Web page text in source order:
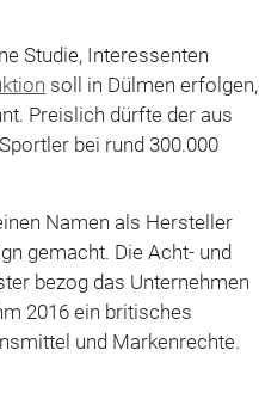
Studie, Interessenten
soll in Dülmen erfolgen,
Preislich dürfte der aus
bei rund 300.000
Namen als Hersteller
gemacht. Die Acht- und
bezog das Unternehmen
2016 ein britisches
und Markenrechte.